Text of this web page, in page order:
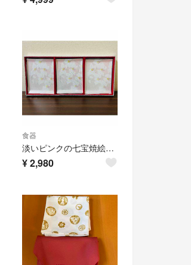
食器
淡いピンクの七宝焼絵皿 3枚セット MITSUKOSHI 三越 未使用品
¥2,980